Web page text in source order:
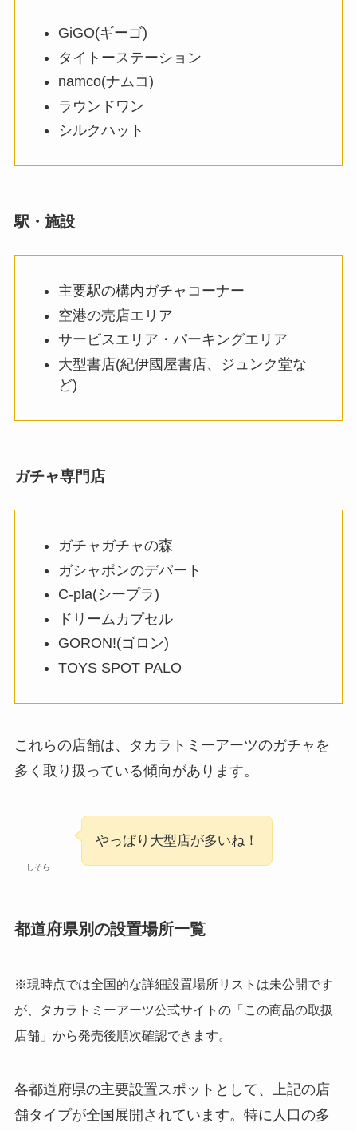
GiGO(ギーゴ)
タイトーステーション
namco(ナムコ)
ラウンドワン
シルクハット
駅・施設
主要駅の構内ガチャコーナー
空港の売店エリア
サービスエリア・パーキングエリア
大型書店(紀伊國屋書店、ジュンク堂な
ど)
ガチャ専門店
ガチャガチャの森
ガシャポンのデパート
C-pla(シープラ)
ドリームカプセル
GORON!(ゴロン)
TOYS SPOT PALO
これらの店舗は、タカラトミーアーツのガチャを
多く取り扱っている傾向があります。
しそら
やっぱり大型店が多いね！
都道府県別の設置場所一覧
※現時点では全国的な詳細設置場所リストは未公開です
が、タカラトミーアーツ公式サイトの「この商品の取扱
店舗」から発売後順次確認できます。
各都道府県の主要設置スポットとして、上記の店
舗タイプが全国展開されています。特に人口の多